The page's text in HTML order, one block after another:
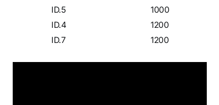
ID.5
1000
ID.4
1200
ID.7
1200